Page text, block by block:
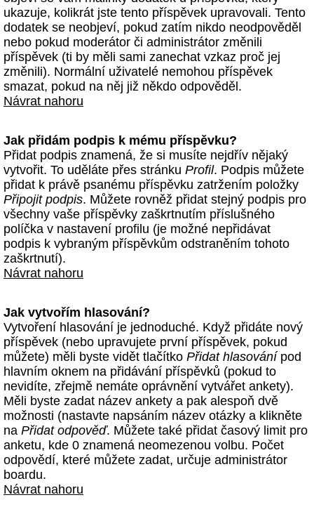
ukazuje, kolikrát jste tento příspěvek upravovali. Tento
dodatek se neobjeví, pokud zatím nikdo neodpověděl
nebo pokud moderátor či administrátor změnili
příspěvek (ti by měli sami zanechat vzkaz proč jej
změnili). Normální uživatelé nemohou příspěvek
smazat, pokud na něj již někdo odpověděl.
Návrat nahoru
Jak přidám podpis k mému příspěvku?
Přidat podpis znamená, že si musíte nejdřív nějaký
vytvořit. To uděláte přes stránku Profil. Podpis můžete
přidat k právě psanému příspěvku zatržením položky
Připojit podpis. Můžete rovněž přidat stejný podpis pro
všechny vaše příspěvky zaškrtnutím příslušného
políčka v nastavení profilu (je možné nepřidávat
podpis k vybraným příspěvkům odstraněním tohoto
zaškrtnutí).
Návrat nahoru
Jak vytvořím hlasování?
Vytvoření hlasování je jednoduché. Když přidáte nový
příspěvek (nebo upravujete první příspěvek, pokud
můžete) měli byste vidět tlačítko Přidat hlasovánípod
hlavním oknem na přidávání příspěvků (pokud to
nevidíte, zřejmě nemáte oprávnění vytvářet ankety).
Měli byste zadat název ankety a pak alespoň dvě
možnosti (nastavte napsáním název otázky a klikněte
na Přidat odpověď. Můžete také přidat časový limit pro
anketu, kde 0 znamená neomezenou volbu. Počet
odpovědí, které můžete zadat, určuje administrátor
boardu.
Návrat nahoru